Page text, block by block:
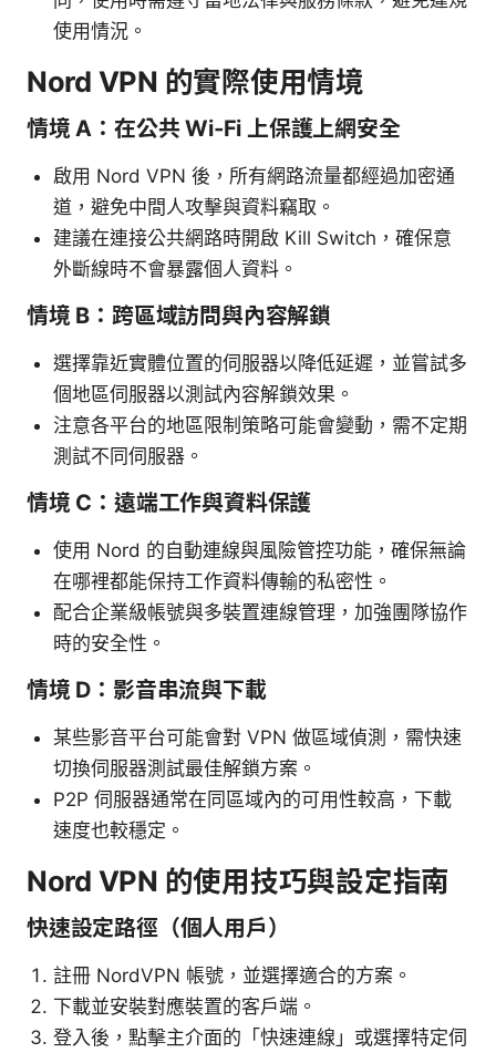
使用情況。
Nord VPN 的實際使用情境
情境 A：在公共 Wi‑Fi 上保護上網安全
啟用 Nord VPN 後，所有網路流量都經過加密通
道，避免中間人攻擊與資料竊取。
建議在連接公共網路時開啟 Kill Switch，確保意
外斷線時不會暴露個人資料。
情境 B：跨區域訪問與內容解鎖
選擇靠近實體位置的伺服器以降低延遲，並嘗試多
個地區伺服器以測試內容解鎖效果。
注意各平台的地區限制策略可能會變動，需不定期
測試不同伺服器。
情境 C：遠端工作與資料保護
使用 Nord 的自動連線與風險管控功能，確保無論
在哪裡都能保持工作資料傳輸的私密性。
配合企業級帳號與多裝置連線管理，加強團隊協作
時的安全性。
情境 D：影音串流與下載
某些影音平台可能會對 VPN 做區域偵測，需快速
切換伺服器測試最佳解鎖方案。
P2P 伺服器通常在同區域內的可用性較高，下載
速度也較穩定。
Nord VPN 的使用技巧與設定指南
快速設定路徑（個人用戶）
註冊 NordVPN 帳號，並選擇適合的方案。
下載並安裝對應裝置的客戶端。
登入後，點擊主介面的「快速連線」或選擇特定伺